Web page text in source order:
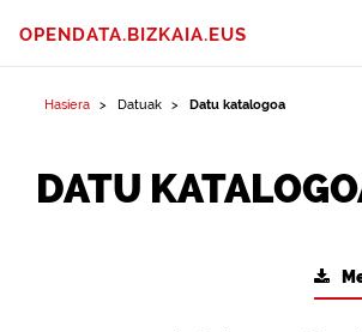
OPENDATA.BIZKAIA.EUS
Hasiera Datuak Datu katalogoa
DATU